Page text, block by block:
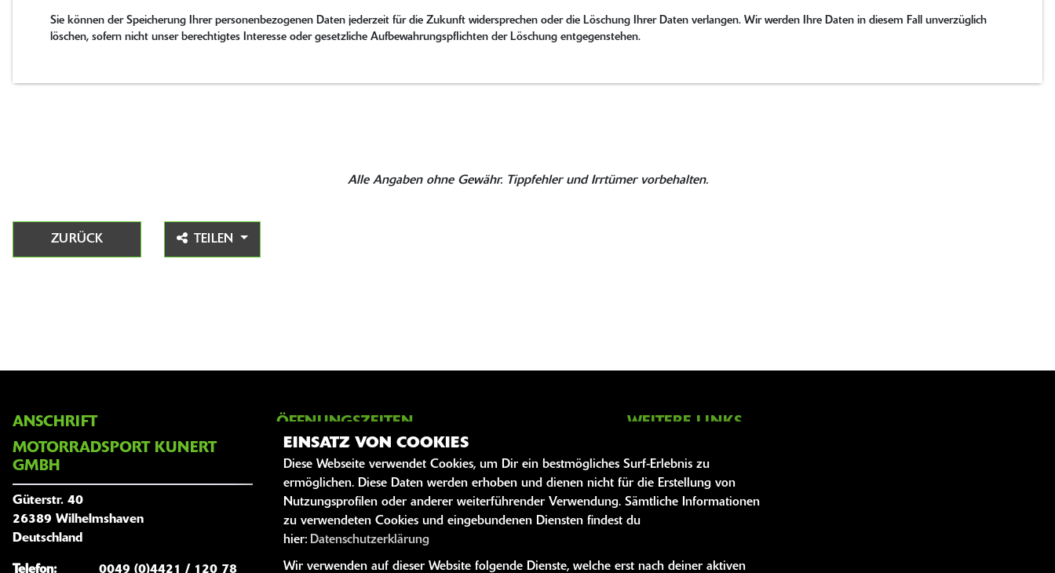
Sie können der Speicherung Ihrer personenbezogenen Daten jederzeit für die Zukunft widersprechen oder die Löschung Ihrer Daten verlangen. Wir werden Ihre Daten in diesem Fall unverzüglich
löschen, sofern nicht unser berechtigtes Interesse oder gesetzliche Aufbewahrungspflichten der Löschung entgegenstehen.
Alle Angaben ohne Gewähr. Tippfehler und Irrtümer vorbehalten.
ZURÜCK TEILEN
ANSCHRIFT
MOTORRADSPORT KUNERT
GMBH
Güterstr. 40
26389 Wilhelmshaven
Deutschland
Telefon: 0049 (0)4421 / 120 78
ÖFFNUNGSZEITEN
Montag:
09:00 - 13:00 und 14:00 - 18:00
Dienstag:
09:00 - 13:00 und 14:00 - 18:00
Mittwoch:
Donnerstag:
09:00 - 13:00 und 14:00 - 18:00
Freitag:
09:00 - 13:00 und 14:00 - 18:00
WEITERE LINKS
Kawasaki Bekleidung
Kawasaki Merchandise
EINSATZ VON COOKIES
Diese Webseite verwendet Cookies, um Dir ein bestmögliches Surf-Erlebnis zu
ermöglichen. Diese Daten werden erhoben und dienen nicht für die Erstellung von
Nutzungsprofilen oder anderer weiterführender Verwendung. Sämtliche Informationen
zu verwendeten Cookies und eingebundenen Diensten findest du
hier: Datenschutzerklärung
Wir verwenden auf dieser Website folgende Dienste, welche erst nach deiner aktiven